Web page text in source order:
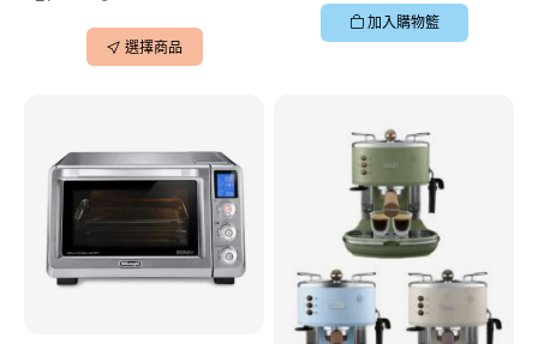
選擇商品
加入購物籃